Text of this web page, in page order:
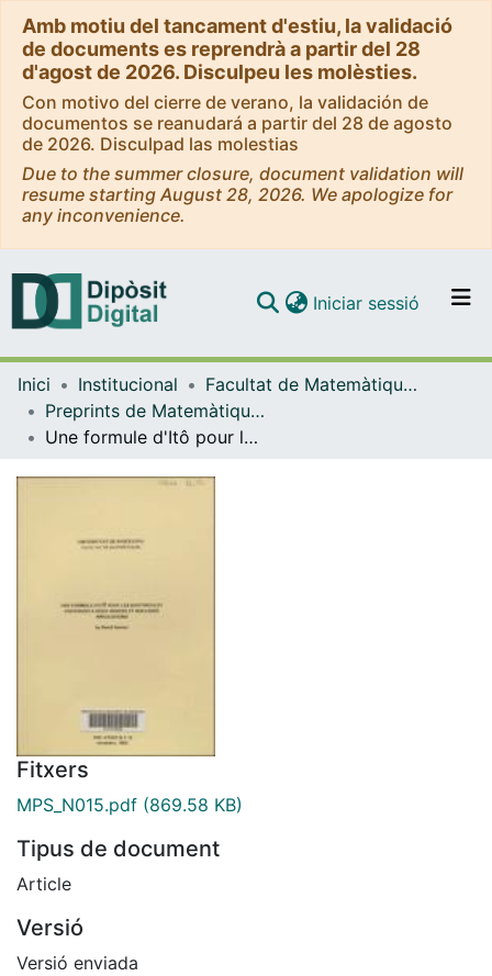
Amb motiu del tancament d'estiu, la validació
de documents es reprendrà a partir del 28
d'agost de 2026. Disculpeu les molèsties.
Con motivo del cierre de verano, la validación de
documentos se reanudará a partir del 28 de agosto
de 2026. Disculpad las molestias
Due to the summer closure, document validation will
resume starting August 28, 2026. We apologize for
any inconvenience.
Navega per tot el DD
Com publicar
Iniciar sessió (current)
Inici Institucional
Facultat de Matemàtiques i Informàtica
Preprints de Matemàtiques - Mathematics Preprint Series
Une formule d'Itô pour les martingales continues a deux indices et quelques apllications
Fitxers
MPS_N015.pdf (869.58 KB)
Tipus de document
Article
Versió
Versió enviada